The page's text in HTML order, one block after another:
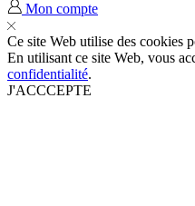
Mon compte
Ce site Web utilise des cookies
En utilisant ce site Web, vous
confidentialité.
J'ACCCEPTE